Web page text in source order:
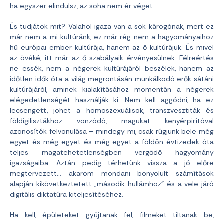
ha egyszer elindulsz, az soha nem ér véget.
És tudjátok mit? Valahol igaza van a sok károgónak, mert ez
már nem a mi kultúránk, ez már rég nem a hagyományaihoz
hű európai ember kultúrája, hanem az ő kultúrájuk. És mivel
az övéké, itt már az ő szabályaik érvényesülnek. Félreértés
ne essék, nem a négerek kultúrájáról beszélek, hanem az
időtlen idők óta a világ megrontásán munkálkodó erők sátáni
kultúrájáról, aminek kialakításához momentán a négerek
elégedetlenségét használják ki. Nem kell aggódni, ha ez
lecsengett, jöhet a homoszexuálisok, transzvesztiták és
földigilisztákhoz vonzódó, magukat kenyérpirítóval
azonosítók felvonulása – mindegy mi, csak rúgjunk bele még
egyet és még egyet és még egyet a földön évtizedek óta
teljes magatehetetlenségben vergődő hagyomány
igazságaiba. Aztán pedig térhetünk vissza a jó előre
megtervezett… akarom mondani bonyolult számítások
alapján kikövetkeztetett „második hullámhoz” és a vele járó
digitális diktatúra kiteljesítéséhez.
Ha kell, épületeket gyújtanak fel, filmeket tiltanak be,